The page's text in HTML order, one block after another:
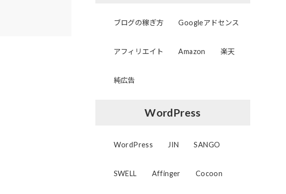
ブログの稼ぎ方 Googleアドセンス
アフィリエイト Amazon 楽天
純広告
WordPress
WordPress JIN SANGO
SWELL Affinger Cocoon